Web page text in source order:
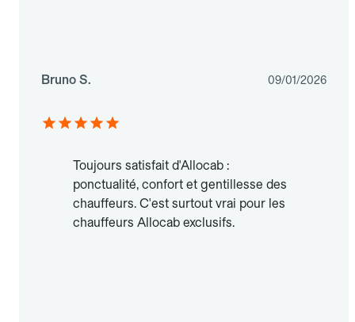
Bruno S. 09/01/2026
Toujours satisfait d'Allocab :
ponctualité, confort et gentillesse des
chauffeurs. C'est surtout vrai pour les
chauffeurs Allocab exclusifs.